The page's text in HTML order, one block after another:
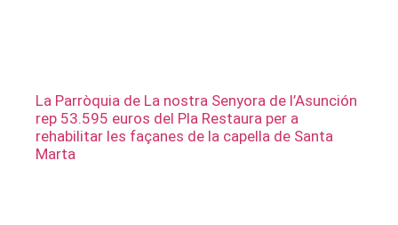
La Parròquia de La nostra Senyora de l’Asunción
rep 53.595 euros del Pla Restaura per a
rehabilitar les façanes de la capella de Santa
Marta